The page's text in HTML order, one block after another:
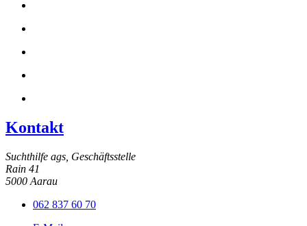
Kontakt
Suchthilfe ags, Geschäftsstelle
Rain 41
5000 Aarau
062 837 60 70